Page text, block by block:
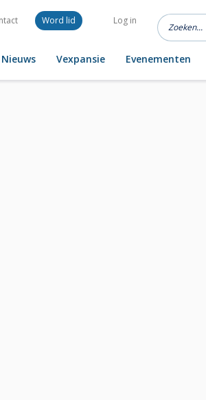
Word lid Log in
Nieuws Vexpansie Evenementen